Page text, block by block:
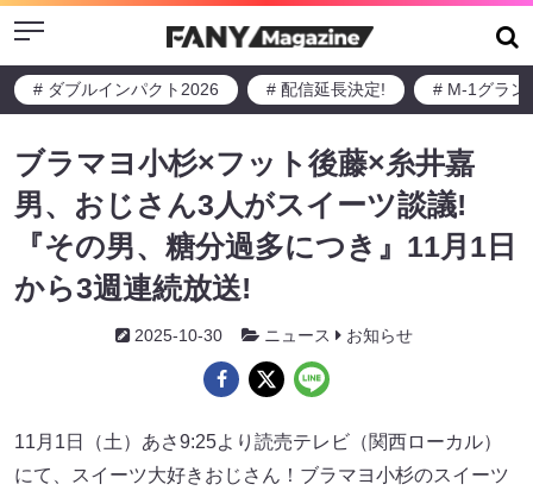
Menu
# ダブルインパクト2026 # 配信延長決定! # M-1グラン
ブラマヨ小杉×フット後藤×糸井嘉
男、おじさん3人がスイーツ談議!
『その男、糖分過多につき』11月1日
から3週連続放送!
2025-10-30 ニュース お知らせ
11月1日（土）あさ9:25より読売テレビ（関西ローカル）
にて、スイーツ大好きおじさん！ブラマヨ小杉のスイーツ